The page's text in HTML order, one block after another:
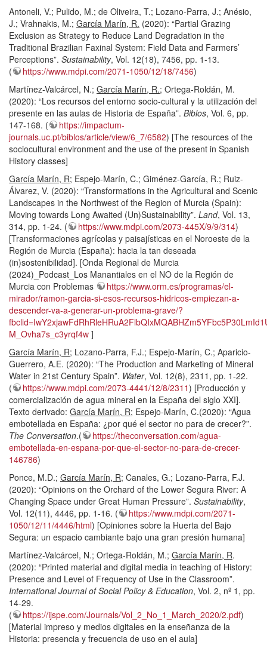
Antoneli, V.; Pulido, M.; de Oliveira, T.; Lozano-Parra, J.; Anésio,
J.; Vrahnakis, M.; García Marín, R. (2020): “Partial Grazing
Exclusion as Strategy to Reduce Land Degradation in the
Traditional Brazilian Faxinal System: Field Data and Farmers’
Perceptions”. Sustainability, Vol. 12(18), 7456, pp. 1-13.
(
https://www.mdpi.com/2071-1050/12/18/7456)
Martínez-Valcárcel, N.; García Marín, R.; Ortega-Roldán, M.
(2020): “Los recursos del entorno socio-cultural y la utilización del
presente en las aulas de Historia de España”. Biblos, Vol. 6, pp.
147-168. (
https://impactum-
journals.uc.pt/biblos/article/view/6_7/6582) [The resources of the
sociocultural environment and the use of the present in Spanish
History classes]
García Marín, R; Espejo-Marín, C.; Giménez-García, R.; Ruiz-
Álvarez, V. (2020): “Transformations in the Agricultural and Scenic
Landscapes in the Northwest of the Region of Murcia (Spain):
Moving towards Long Awaited (Un)Sustainability”. Land, Vol. 13,
314, pp. 1-24. (
https://www.mdpi.com/2073-445X/9/9/314)
[Transformaciones agrícolas y paisajísticas en el Noroeste de la
Región de Murcia (España): hacia la tan deseada
(in)sostenibilidad]. [Onda Regional de Murcia
(2024)_Podcast_Los Manantiales en el NO de la Región de
Murcia con Problemas
https://www.orm.es/programas/el-
mirador/ramon-garcia-si-esos-recursos-hidricos-empiezan-a-
descender-va-a-generar-un-problema-grave/?
M_Ovha7s_c3yrqf4w ]
García Marín, R; Lozano-Parra, F.J.; Espejo-Marín, C.; Aparicio-
Guerrero, A.E. (2020): “The Production and Marketing of Mineral
Water in 21st Century Spain”. Water, Vol. 12(8), 2311, pp. 1-22.
(
https://www.mdpi.com/2073-4441/12/8/2311) [Producción y
comercialización de agua mineral en la España del siglo XXI].
Texto derivado: García Marín, R; Espejo-Marín, C.(2020): “Agua
embotellada en España: ¿por qué el sector no para de crecer?”.
The Conversation.(
https://theconversation.com/agua-
embotellada-en-espana-por-que-el-sector-no-para-de-crecer-
146786)
Ponce, M.D.; García Marín, R; Canales, G.; Lozano-Parra, F.J.
(2020): “Opinions on the Orchard of the Lower Segura River: A
Changing Space under Great Human Pressure”. Sustainability,
Vol. 12(11), 4446, pp. 1-16. (
https://www.mdpi.com/2071-
1050/12/11/4446/html) [Opiniones sobre la Huerta del Bajo
Segura: un espacio cambiante bajo una gran presión humana]
Martínez-Valcárcel, N.; Ortega-Roldán, M.; García Marín, R.
(2020): “Printed material and digital media in teaching of History:
Presence and Level of Frequency of Use in the Classroom”.
International Journal of Social Policy & Education, Vol. 2, nº 1, pp.
14-29.
(
https://ijspe.com/Journals/Vol_2_No_1_March_2020/2.pdf)
[Material impreso y medios digitales en la enseñanza de la
Historia: presencia y frecuencia de uso en el aula]